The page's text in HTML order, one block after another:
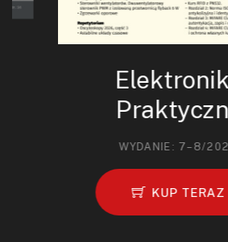
WYDANIE: 7–8/
KUP TERAZ